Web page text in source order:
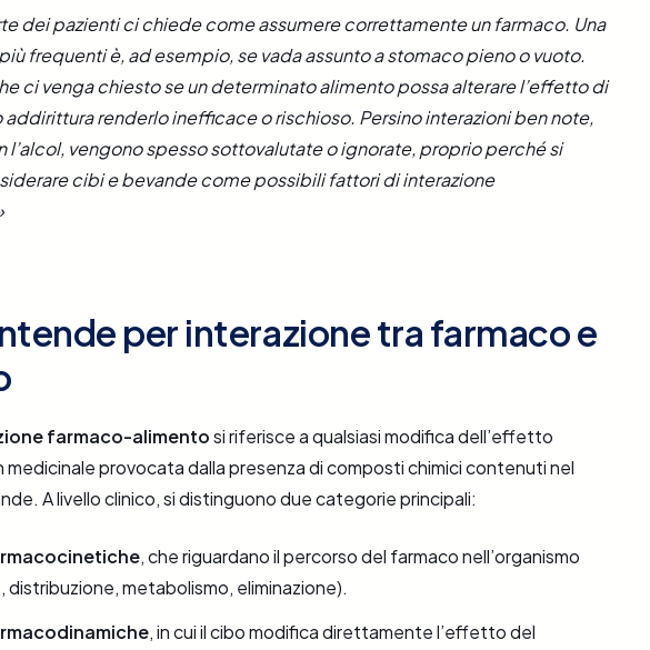
dei pazienti ci chiede come assumere correttamente un farmaco. Una
frequenti è, ad esempio, se vada assunto a stomaco pieno o vuoto.
ci venga chiesto se un determinato alimento possa alterare l’effetto di
addirittura renderlo inefficace o rischioso. Persino interazioni ben note,
l’alcol, vengono spesso sottovalutate o ignorate, proprio perché si
cibi e bevande come possibili fattori di interazione
per interazione tra farmaco e
farmaco-alimentosi riferisce a qualsiasi modifica dell’effetto
provocata dalla presenza di composti chimici contenuti nel
A livello clinico, si distinguono due categorie principali:
, che riguardano il percorso del farmaco nell’organismo
distribuzione, metabolismo, eliminazione).
, in cui il cibo modifica direttamente l’effetto del